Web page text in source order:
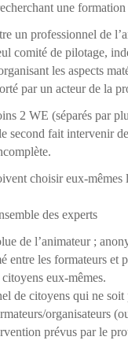
une formation
un professionnel de
comité de pilotage,
les aspects
par un acteur de la
2 WE (séparés par
second fait intervenir
choisir eux-mêmes
des experts
de l’animateur ;
entre les formateurs et
eux-mêmes.
de citoyens qui ne soit
organisateurs
prévus par le